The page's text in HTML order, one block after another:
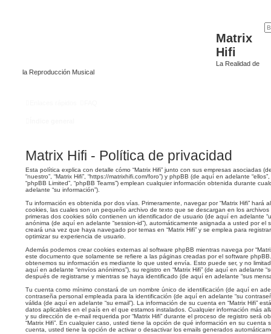
Matrix
Hifi
La Realidad de
la Reproducción Musical
Matrix Hifi - Política de privacidad
Esta política explica con detalle cómo “Matrix Hifi” junto con sus empresas asociadas
“nuestro”, “Matrix Hifi”, “https://matrixhifi.com/foro”) y phpBB (de aquí en adelante
“phpBB Limited”, “phpBB Teams”) emplean cualquier información obtenida durante
adelante “su información”).
Tu información es obtenida por dos vías. Primeramente, navegar por “Matrix Hifi” hará
cookies, las cuales son un pequeño archivo de texto que se descargan en los
primeras dos cookies sólo contienen un identificador de usuario (de aquí en adelante
anónima (de aquí en adelante “session-id”), automáticamente asignada a usted por el
creará una vez que haya navegado por temas en “Matrix Hifi” y se emplea para
optimizar su experiencia de usuario.
Además podemos crear cookies externas al software phpBB mientras navega por
este documento que solamente se refiere a las páginas creadas por el software
obtenemos su información es mediante lo que usted envía. Esto puede ser, y no
aquí en adelante “envíos anónimos”), su registro en “Matrix Hifi” (de aquí en adelante
después de registrarse y mientras se haya identificado (de aquí en adelante “sus
Tu cuenta como mínimo constará de un nombre único de identificación (de aquí en
contraseña personal empleada para la identificación (de aquí en adelante “su
válida (de aquí en adelante “su email”). La información de su cuenta en “Matrix Hifi”
datos aplicables en el país en el que estamos instalados. Cualquier información más
y su dirección de e-mail requerida por “Matrix Hifi” durante el proceso de registro será
“Matrix Hifi”. En cualquier caso, usted tiene la opción de qué información en su cuenta
cuenta, usted tiene la opción de activar o desactivar los emails generados